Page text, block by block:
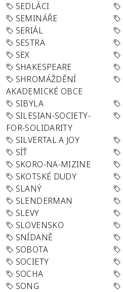
SEDLÁCI
SEMINÁŘE
SERIÁL
SESTRA
SEX
SHAKESPEARE
SHROMÁŽDĚNÍ
AKADEMICKÉ OBCE
SIBYLA
SILESIAN-SOCIETY-
FOR-SOLIDARITY
SILVERTAL A JOY
SÍŤ
SKORO-NA-MIZINE
SKOTSKÉ DUDY
SLANÝ
SLENDERMAN
SLEVY
SLOVENSKO
SNÍDANĚ
SOBOTA
SOCIETY
SOCHA
SONG